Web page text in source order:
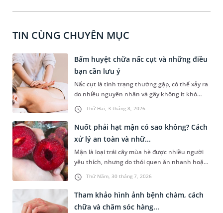
TIN CÙNG CHUYÊN MỤC
Thứ Hai, 3 tháng 8, 2026
Bấm huyệt chữa nấc cụt và những điều
bạn cần lưu ý
Nấc cụt là tình trạng thường gặp, có thể xảy ra
do nhiều nguyên nhân và gây không ít khó
chịu. Bấm huyệt chữa nấc cụt là một trong
những phương pháp được nhiều người tìm
hiểu để hỗ trợ tình trạng này. Mời bạn cùng
tìm hiểu sâu hơn về phương pháp chữa nấc cụt
này trong bài viết dưới đây.
Thứ Năm, 30 tháng 7, 2026
Nuốt phải hạt mận có sao không? Cách
xử lý an toàn và nhữ...
Mận là loại trái cây mùa hè được nhiều người
yêu thích, nhưng do thói quen ăn nhanh hoặc
sơ suất, không ít người đã vô tình nuốt phải
hạt mận. Cấu tạo hạt mận thường cứng, có hai
đầu nhọn nên khi đi vào đường tiêu hóa rất dễ
gây ra tâm lý hoang mang, lo lắng cho người
Tham khảo hình ảnh bệnh chàm, cách
chữa và chăm sóc hàng...